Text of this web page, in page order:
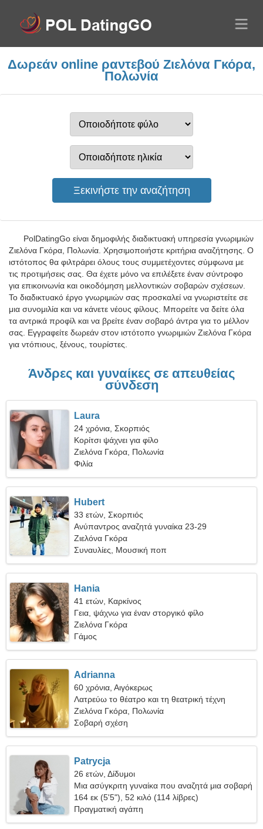
Δωρεάν online ραντεβού Ζιελόνα Γκόρα,
Πολωνία
PolDatingGo είναι δημοφιλής διαδικτυακή υπηρεσία γνωριμιών
Ζιελόνα Γκόρα, Πολωνία. Χρησιμοποιήστε κριτήρια αναζήτησης. Ο
ιστότοπος θα φιλτράρει όλους τους συμμετέχοντες σύμφωνα με
τις προτιμήσεις σας. Θα έχετε μόνο να επιλέξετε έναν σύντροφο
για επικοινωνία και οικοδόμηση μελλοντικών σοβαρών σχέσεων.
Το διαδικτυακό έργο γνωριμιών σας προσκαλεί να γνωριστείτε σε
μια συνομιλία και να κάνετε νέους φίλους. Μπορείτε να δείτε όλα
τα αντρικά προφίλ και να βρείτε έναν σοβαρό άντρα για το μέλλον
σας. Εγγραφείτε δωρεάν στον ιστότοπο γνωριμιών Ζιελόνα Γκόρα
για ντόπιους, ξένους, τουρίστες.
Άνδρες και γυναίκες σε απευθείας
σύνδεση
Laura
24 χρόνια, Σκορπιός
Κορίτσι ψάχνει για φίλο
Ζιελόνα Γκόρα, Πολωνία
Φιλία
Hubert
33 ετών, Σκορπιός
Ανύπαντρος αναζητά γυναίκα 23-29
Ζιελόνα Γκόρα
Συναυλίες, Μουσική ποπ
Hania
41 ετών, Καρκίνος
Γεια, ψάχνω για έναν στοργικό φίλο
Ζιελόνα Γκόρα
Γάμος
Adrianna
60 χρόνια, Αιγόκερως
Λατρεύω το θέατρο και τη θεατρική τέχνη
Ζιελόνα Γκόρα, Πολωνία
Σοβαρή σχέση
Patrycja
26 ετών, Δίδυμοι
Μια ασύγκριτη γυναίκα που αναζητά μια σοβαρή
σχέση
164 εκ (5'5"), 52 κιλό (114 λίβρες)
Πραγματική αγάπη